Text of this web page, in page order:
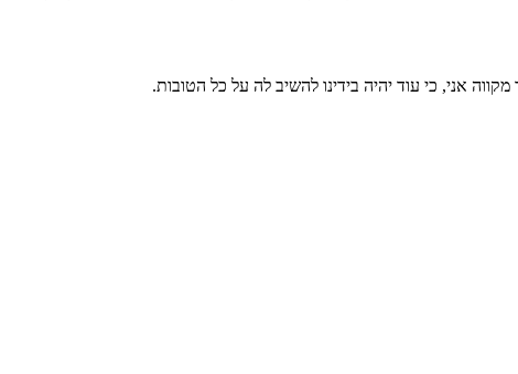
אני, כי עוד יהיה בידינו להשיב לה על כל הטובות.